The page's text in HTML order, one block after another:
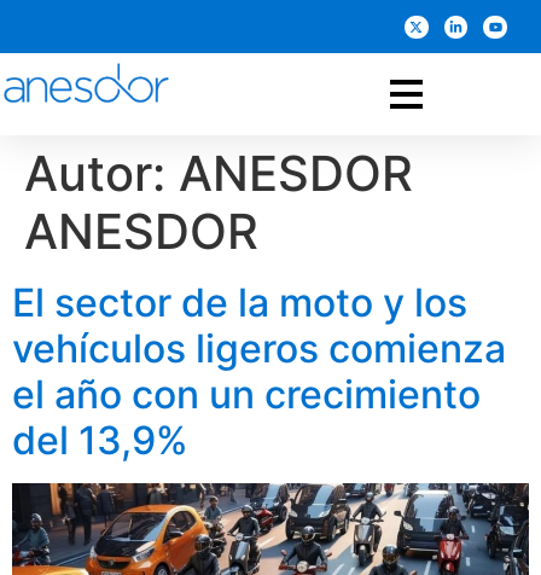
Autor: ANESDOR
ANESDOR
El sector de la moto y los
vehículos ligeros comienza
el año con un crecimiento
del 13,9%